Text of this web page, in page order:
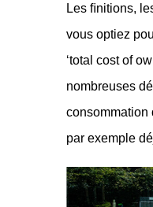
Les ﬁnitions,
vous optiez
‘total cost of
nombreuses
consommation
par exemple